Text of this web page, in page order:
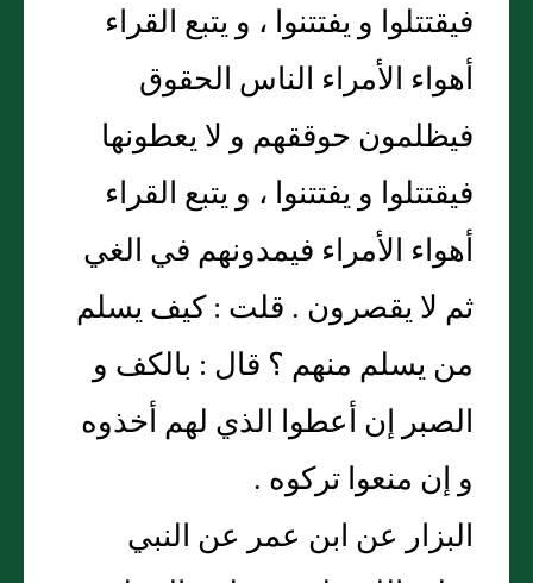
فيقتتلوا و يفتتنوا ، و يتبع القراء
أهواء الأمراء الناس الحقوق
فيظلمون حوققهم و لا يعطونها
فيقتتلوا و يفتتنوا ، و يتبع القراء
أهواء الأمراء فيمدونهم في الغي
ثم لا يقصرون . قلت : كيف يسلم
من يسلم منهم ؟ قال : بالكف و
الصبر إن أعطوا الذي لهم أخذوه
و إن منعوا تركوه .
البزار عن ابن عمر عن النبي